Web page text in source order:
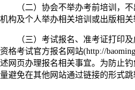
（二）协会不举办考前培训，不
机构及个人举办相关培训或出版相关
（三）考试报名、准考证打印及
资格考试官方报名网站(http://
述网页办理报名相关事宜。为防止
量避免在其他网站通过链接的形式跳